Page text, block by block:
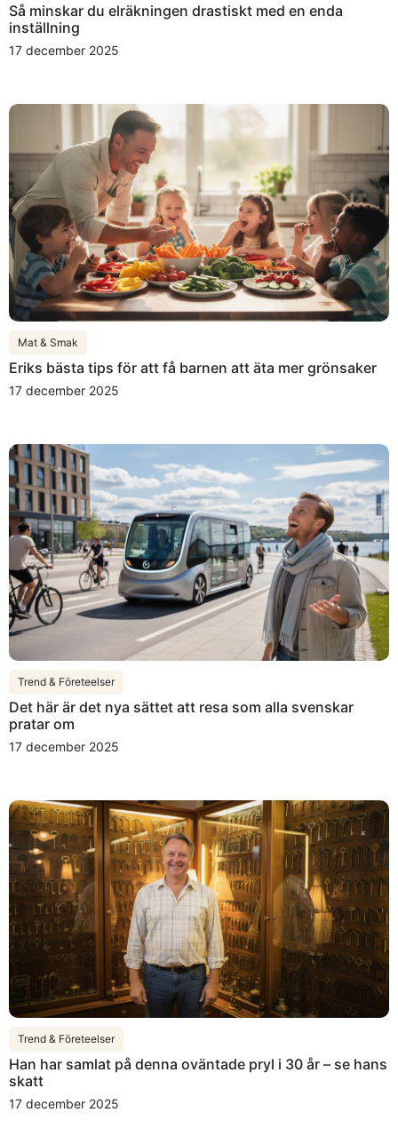
Så minskar du elräkningen drastiskt med en enda
inställning
17 december 2025
Mat & Smak
Eriks bästa tips för att få barnen att äta mer grönsaker
17 december 2025
Trend & Företeelser
Det här är det nya sättet att resa som alla svenskar
pratar om
17 december 2025
Trend & Företeelser
Han har samlat på denna oväntade pryl i 30 år – se hans
skatt
17 december 2025